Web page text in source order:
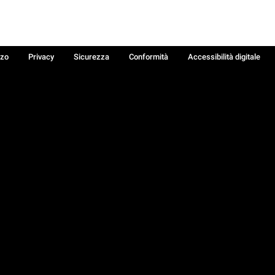
Privacy Sicurezza Conformità
Accessibilità digitale